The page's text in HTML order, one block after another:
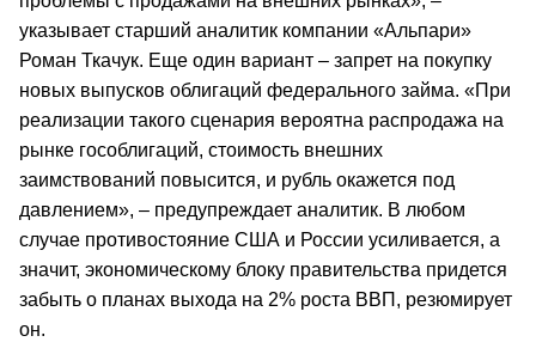
указывает старший аналитик компании «Альпари»
Роман Ткачук. Еще один вариант – запрет на покупку
новых выпусков облигаций федерального займа. «При
реализации такого сценария вероятна распродажа на
рынке гособлигаций, стоимость внешних
заимствований повысится, и рубль окажется под
давлением», – предупреждает аналитик. В любом
случае противостояние США и России усиливается, а
значит, экономическому блоку правительства придется
забыть о планах выхода на 2% роста ВВП, резюмирует
он.